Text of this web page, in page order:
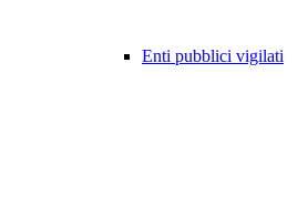
Enti pubblici vigilati